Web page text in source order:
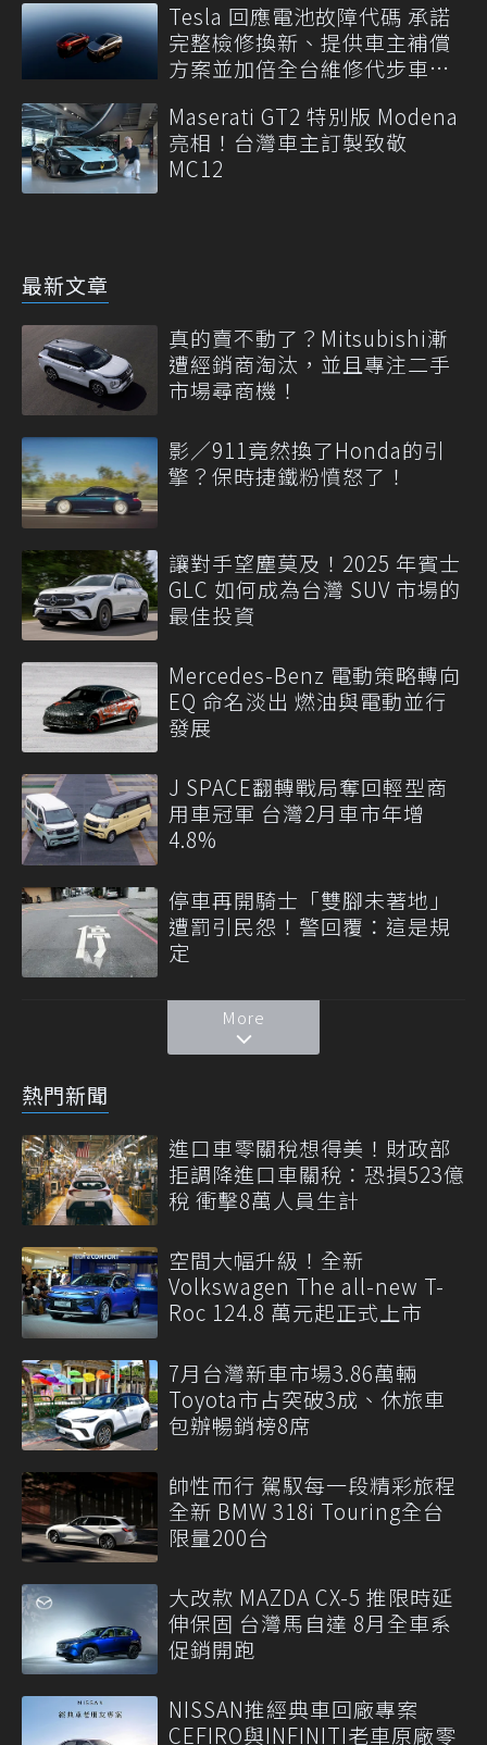
Tesla 回應電池故障代碼 承諾
完整檢修換新、提供車主補償
方案並加倍全台維修代步車數
Maserati GT2 特別版 Modena
亮相！台灣車主訂製致敬
MC12
最新文章
真的賣不動了？Mitsubishi漸
遭經銷商淘汰，並且專注二手
市場尋商機！
影／911竟然換了Honda的引
擎？保時捷鐵粉憤怒了！
讓對手望塵莫及！2025 年賓士
GLC 如何成為台灣 SUV 市場的
最佳投資
Mercedes-Benz 電動策略轉向
EQ 命名淡出 燃油與電動並行
發展
J SPACE翻轉戰局奪回輕型商
用車冠軍 台灣2月車市年增
4.8%
停車再開騎士「雙腳未著地」
遭罰引民怨！警回覆：這是規
定
More
熱門新聞
進口車零關稅想得美！財政部
拒調降進口車關稅：恐損523億
稅 衝擊8萬人員生計
空間大幅升級！全新
Volkswagen The all-new T-
Roc 124.8 萬元起正式上市
7月台灣新車市場3.86萬輛
Toyota市占突破3成、休旅車
包辦暢銷榜8席
帥性而行 駕馭每一段精彩旅程
全新 BMW 318i Touring全台
限量200台
大改款 MAZDA CX-5 推限時延
伸保固 台灣馬自達 8月全車系
促銷開跑
NISSAN推經典車回廠專案
CEFIRO與INFINITI老車原廠零